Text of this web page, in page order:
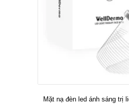
Mặt nạ đèn led ánh sáng trị